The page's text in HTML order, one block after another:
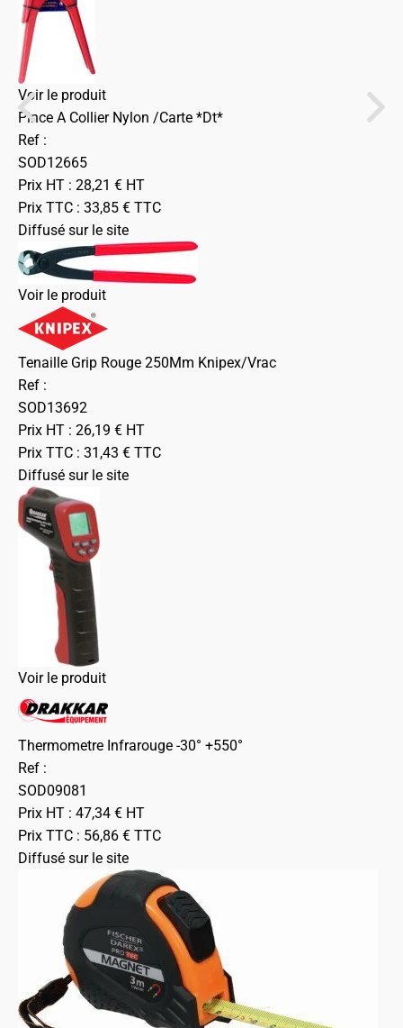
Voir le produit
Pince A Collier Nylon /Carte *Dt*
Ref :
SOD12665
Prix HT : 28,21 € HT
Prix TTC : 33,85 € TTC
Diffusé sur le site
Voir le produit
Tenaille Grip Rouge 250Mm Knipex/Vrac
Ref :
SOD13692
Prix HT : 26,19 € HT
Prix TTC : 31,43 € TTC
Diffusé sur le site
Voir le produit
Thermometre Infrarouge -30° +550°
Ref :
SOD09081
Prix HT : 47,34 € HT
Prix TTC : 56,86 € TTC
Diffusé sur le site